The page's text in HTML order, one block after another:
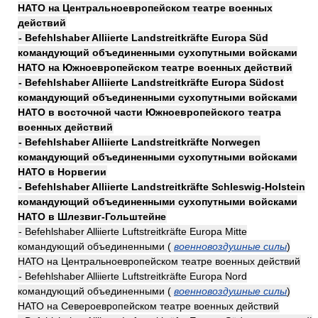
НАТО на Центральноевропейском театре военных
действий
- Befehlshaber Alliierte Landstreitkräfte Europa Süd
командующий объединенными сухопутными войсками
НАТО на Южноевропейском театре военных действий
- Befehlshaber Alliierte Landstreitkräfte Europa Südost
командующий объединенными сухопутными войсками
НАТО в восточной части Южноевропейского театра
военных действий
- Befehlshaber Alliierte Landstreitkräfte Norwegen
командующий объединенными сухопутными войсками
НАТО в Норвегии
- Befehlshaber Alliierte Landstreitkräfte Schleswig-Holstein
командующий объединенными сухопутными войсками
НАТО в Шлезвиг-Гольштейне
- Befehlshaber Alliierte Luftstreitkräfte Europa Mitte
командующий объединенными ( военновоздушные силы)
НАТО на Центральноевропейском театре военных действий
- Befehlshaber Alliierte Luftstreitkräfte Europa Nord
командующий объединенными ( военновоздушные силы)
НАТО на Североевропейском театре военных действий